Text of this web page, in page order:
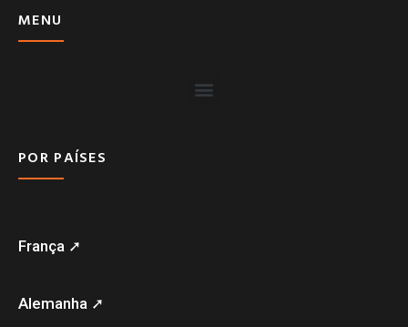
MENU
POR PAÍSES
França ➚
Alemanha ➚